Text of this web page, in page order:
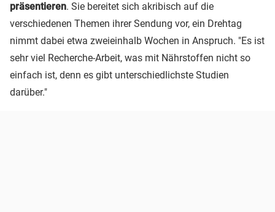
präsentieren. Sie bereitet sich akribisch auf die
verschiedenen Themen ihrer Sendung vor, ein Drehtag
nimmt dabei etwa zweieinhalb Wochen in Anspruch. "Es ist
sehr viel Recherche-Arbeit, was mit Nährstoffen nicht so
einfach ist, denn es gibt unterschiedlichste Studien
darüber."